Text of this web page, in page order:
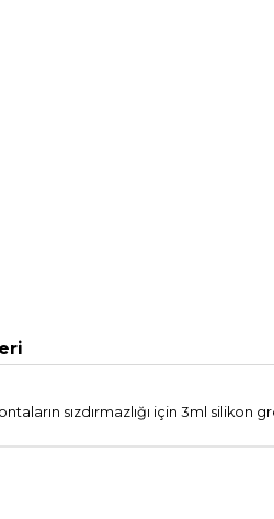
sızdırmazlığı için 3ml silikon